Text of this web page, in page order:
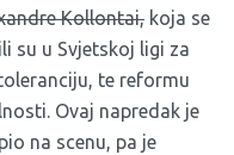
Kollontai, koja se
su u Svjetskoj ligi za
te reformu
Ovaj napredak je
na scenu, pa je